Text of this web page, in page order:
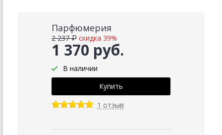
Парфюмерия
1 370 руб.
2 237 ₽ скидка 39%
В наличии
1 отзыв